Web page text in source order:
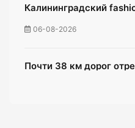
Калининградский
06-08-2026
Почти 38 км дорог